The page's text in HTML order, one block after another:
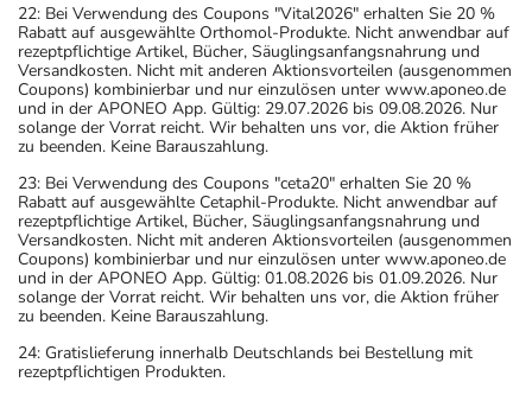
22: Bei Verwendung des Coupons "Vital2026" erhalten Sie 20 %
Rabatt auf ausgewählte Orthomol-Produkte. Nicht anwendbar auf
rezeptpflichtige Artikel, Bücher, Säuglingsanfangsnahrung und
Versandkosten. Nicht mit anderen Aktionsvorteilen (ausgenommen
Coupons) kombinierbar und nur einzulösen unter www.aponeo.de
und in der APONEO App. Gültig: 29.07.2026 bis 09.08.2026. Nur
solange der Vorrat reicht. Wir behalten uns vor, die Aktion früher
zu beenden. Keine Barauszahlung.
23: Bei Verwendung des Coupons "ceta20" erhalten Sie 20 %
Rabatt auf ausgewählte Cetaphil-Produkte. Nicht anwendbar auf
rezeptpflichtige Artikel, Bücher, Säuglingsanfangsnahrung und
Versandkosten. Nicht mit anderen Aktionsvorteilen (ausgenommen
Coupons) kombinierbar und nur einzulösen unter www.aponeo.de
und in der APONEO App. Gültig: 01.08.2026 bis 01.09.2026. Nur
solange der Vorrat reicht. Wir behalten uns vor, die Aktion früher
zu beenden. Keine Barauszahlung.
24: Gratislieferung innerhalb Deutschlands bei Bestellung mit
rezeptpflichtigen Produkten.